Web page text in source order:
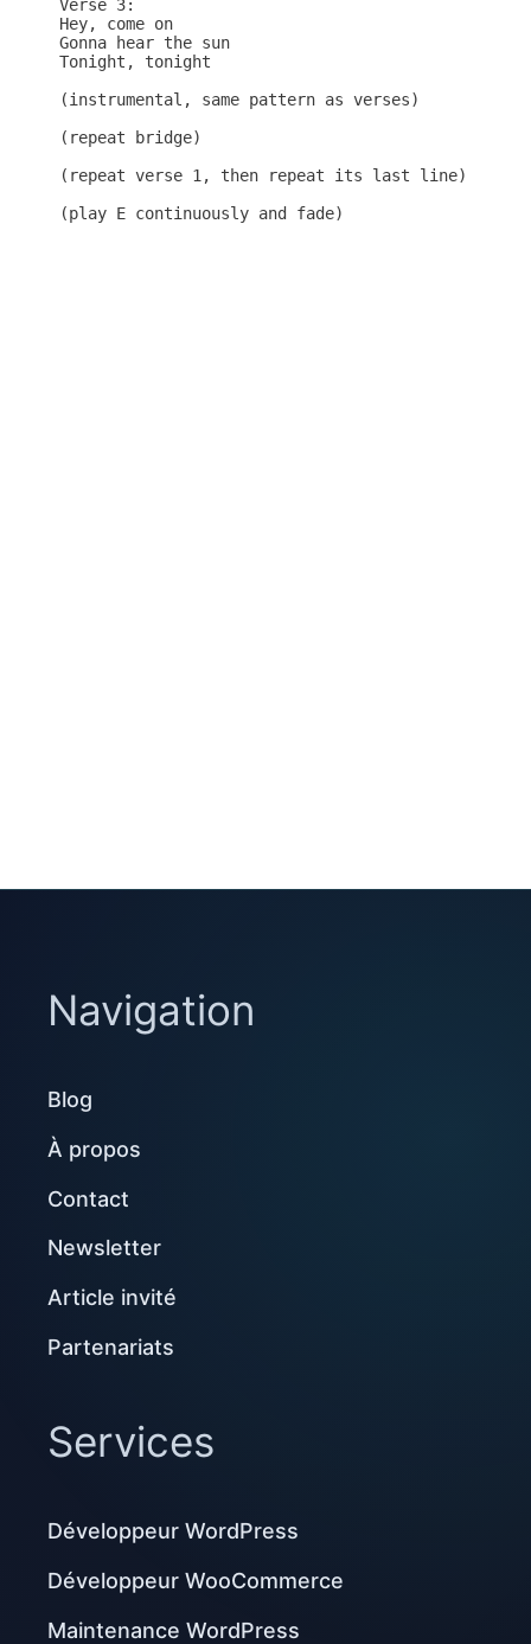
Verse 3:
Hey, come on
Gonna hear the sun
Tonight, tonight
(instrumental, same pattern as verses)
(repeat bridge)
(repeat verse 1, then repeat its last line)
Navigation
Blog
À propos
Contact
Newsletter
Article invité
Partenariats
Services
Développeur WordPress
Développeur WooCommerce
Maintenance WordPress